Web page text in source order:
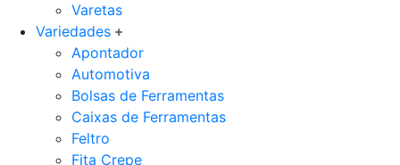
Varetas
Variedades
Apontador
Automotiva
Bolsas de Ferramentas
Caixas de Ferramentas
Feltro
Fita Crepe